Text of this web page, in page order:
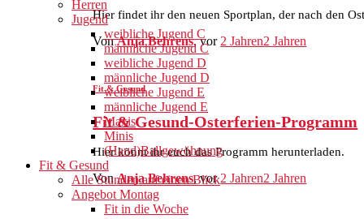
Herren
Jugend
weibliche Jugend C
männliche Jugend C
weibliche Jugend D
männliche Jugend D
weibliche Jugend E
männliche Jugend E
Maxis
Minis
(Hand)Ballgewöhnung
Fit & Gesund
Alle Stunden auf einen Blick
Angebot Montag
Fit in die Woche
Hier findet ihr den neuen Sportplan, der nach den
VonAnja Behrens, vor 2 Jahren2 Jahren
Fit & Gesund
Fit & Gesund-Osterferien-Programm
Hier könnt ihr euch das Programm herunterladen.
VonAnja Behrens, vor2 Jahren2 Jahren